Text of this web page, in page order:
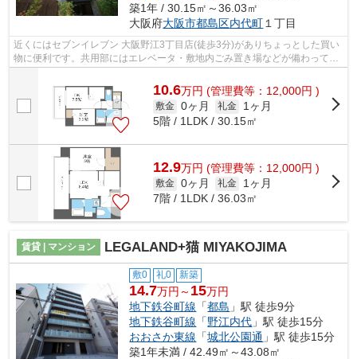
築1年 / 30.15㎡～36.03㎡
大阪府大阪市都島区内代町 １丁目
近くにはセブンイレブン 大阪野江3丁目店(徒歩3分)がありちょっとした買い
物に便利です。共用部にはエレベータ・敷地内ごみ置き場などが備わってお
りとても充実しています。おしゃれな...
10.6万円 (管理費等：12,000円 )
敷金 0ヶ月 礼金
1ヶ月
5階 / 1LDK / 30.15㎡
12.9万円 (管理費等：12,000円 )
敷金 0ヶ月 礼金
1ヶ月
7階 / 1LDK / 36.03㎡
賃貸 | マンション LEGALAND+猫 MIYAKOJIMA
敷0 礼0 新築
14.7万円～ 15万円
地下鉄谷町線 「都島 」駅 徒歩9分
地下鉄谷町線 「野江内代 」駅 徒歩15分
おおさか東線 「城北公園通 」駅 徒歩15分
築1年未満 / 42.49㎡～43.08㎡